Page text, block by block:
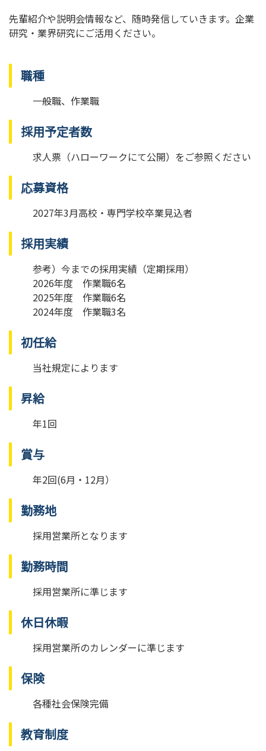
先輩紹介や説明会情報など、随時発信していきます。 企業
研究・業界研究にご活用ください。
職種
一般職、作業職
採用予定者数
求人票（ハローワークにて公開）をご参照ください
応募資格
2027年3月高校・専門学校卒業見込者
採用実績
参考）今までの採用実績（定期採用）
2026年度 作業職6名
2025年度 作業職6名
2024年度 作業職3名
初任給
当社規定によります
昇給
年1回
賞与
年2回(6月・12月）
勤務地
採用営業所となります
勤務時間
採用営業所に準じます
休日休暇
採用営業所のカレンダーに準じます
保険
各種社会保険完備
教育制度